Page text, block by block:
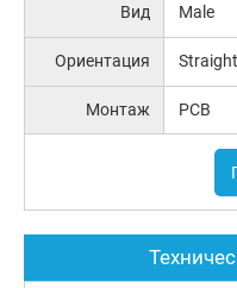
Вид Male
Ориентация Straight
Монтаж PCB